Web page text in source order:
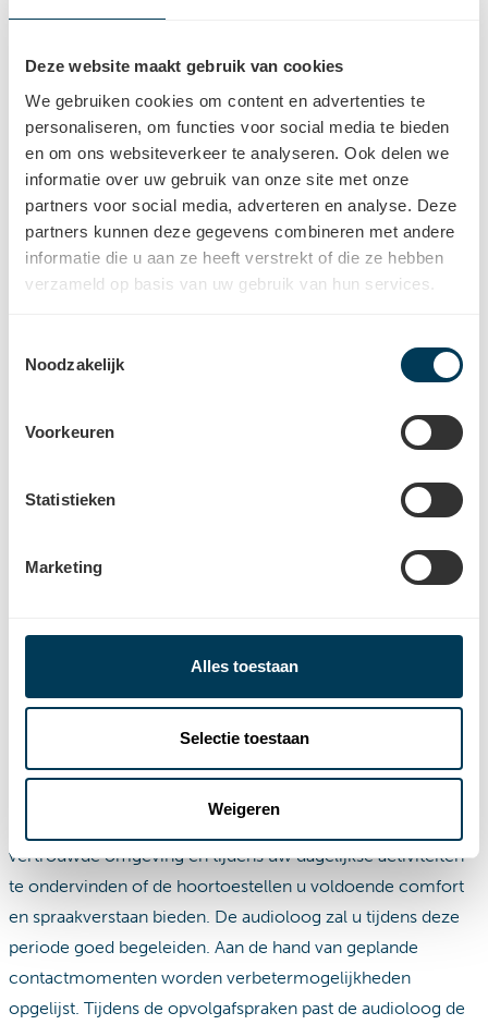
Deze website maakt gebruik van cookies
We gebruiken cookies om content en advertenties te
personaliseren, om functies voor social media te bieden
en om ons websiteverkeer te analyseren. Ook delen we
informatie over uw gebruik van onze site met onze
partners voor social media, adverteren en analyse. Deze
partners kunnen deze gegevens combineren met andere
informatie die u aan ze heeft verstrekt of die ze hebben
verzameld op basis van uw gebruik van hun services.
Noodzakelijk
Voorkeuren
Statistieken
Marketing
Alles toestaan
Selectie toestaan
Weigeren
Stap 3: Adviesgesprek
Een erkend audicien kan op basis van uw hoortest en uw
levensstijl gepastehoortoestellenadviseren. Afhankelijk
van uw noden en wensen kan het juiste merk, type en
technologieniveau geselecteerd worden. Tip: Kies steeds
voor een hoorcentrum dat meerdere hoortoestelmerken
kan aanbieden. Zowel qua design als technische
een ruimer aanbod kan gerichter gekozen worden.
Tijdens een gratis proef krijgt u de kans om in uw
vertrouwde omgeving en tijdens uw dagelijkse activiteiten
te ondervinden of de hoortoestellen u voldoende comfort
en spraakverstaan bieden. De audioloog zal u tijdens deze
periode goed begeleiden. Aan de hand van geplande
contactmomenten worden verbetermogelijkheden
opgelijst. Tijdens de opvolgafspraken past de audioloog de